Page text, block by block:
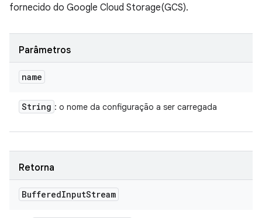
fornecido do Google Cloud Storage(GCS).
Parâmetros
name
String : o nome da configuração a ser carregada
Retorna
BufferedInputStream